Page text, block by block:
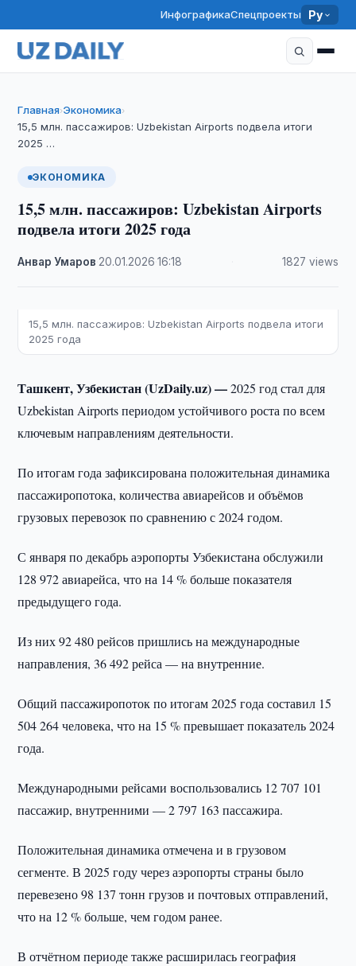
ИнфографикаСпецпроекты Ру
Главная›Экономика›
15,5 млн. пассажиров: Uzbekistan Airports подвела итоги
2025 …
ЭКОНОМИКА
15,5 млн. пассажиров: Uzbekistan Airports
подвела итоги 2025 года
Анвар Умаров 20.01.2026 ·16:18 1827 views
15,5 млн. пассажиров: Uzbekistan Airports подвела итоги
2025 года
Ташкент, Узбекистан (UzDaily.uz) —2025 год стал для
Uzbekistan Airports периодом устойчивого роста по всем
ключевым направлениям деятельности.
По итогам года зафиксирована положительная динамика
пассажиропотока, количества авиарейсов и объёмов
грузовых перевозок по сравнению с 2024 годом.
С января по декабрь аэропорты Узбекистана обслужили
128 972 авиарейса, что на 14 % больше показателя
предыдущего года.
Из них 92 480 рейсов пришлись на международные
направления, 36 492 рейса — на внутренние.
Общий пассажиропоток по итогам 2025 года составил 15
504 264 человека, что на 15 % превышает показатель 2024
года.
Международными рейсами воспользовались 12 707 101
пассажир, внутренними — 2 797 163 пассажира.
Положительная динамика отмечена и в грузовом
сегменте. В 2025 году через аэропорты страны было
перевезено 98 137 тонн грузов и почтовых отправлений,
что на 12 % больше, чем годом ранее.
В отчётном периоде также расширилась география